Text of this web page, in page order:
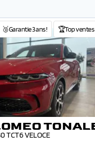
🥉Garantie 3 ans ! 🏆Top ventes
TCT6 VELOCE